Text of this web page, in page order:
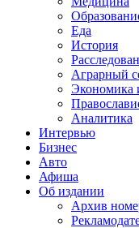
Еда
История
Аграрный
Экономика
Аналитика
Интервью
Бизнес
Авто
Афиша
Об издании
Архив